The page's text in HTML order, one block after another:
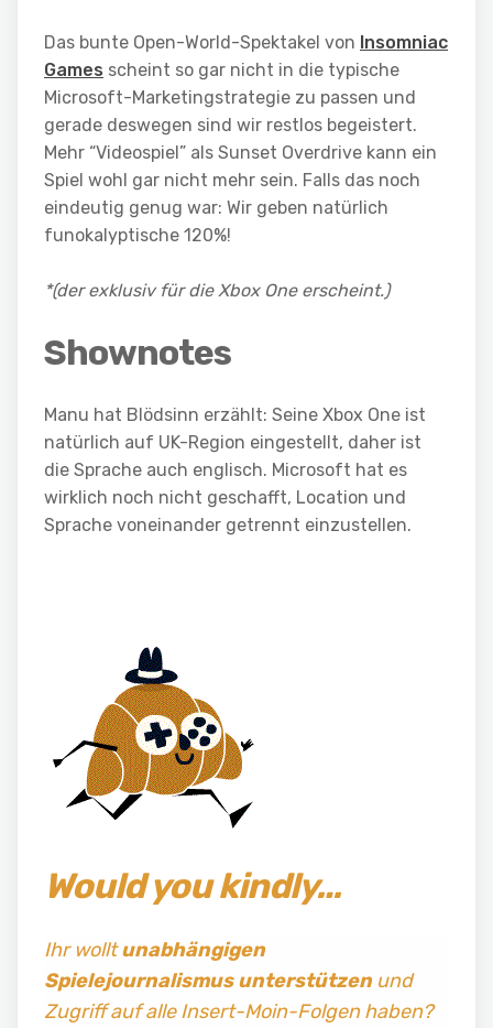
Das bunte Open-World-Spektakel von Insomniac
Games scheint so gar nicht in die typische
Microsoft-Marketingstrategie zu passen und
gerade deswegen sind wir restlos begeistert.
Mehr “Videospiel” als Sunset Overdrive kann ein
Spiel wohl gar nicht mehr sein. Falls das noch
eindeutig genug war: Wir geben natürlich
funokalyptische 120%!
*(der exklusiv für die Xbox One erscheint.)
Shownotes
Manu hat Blödsinn erzählt: Seine Xbox One ist
natürlich auf UK-Region eingestellt, daher ist
die Sprache auch englisch. Microsoft hat es
wirklich noch nicht geschafft, Location und
Sprache voneinander getrennt einzustellen.
Would you kindly…
Ihr wolltunabhängigen
Spielejournalismus unterstützenund
Zugriff auf alle Insert-Moin-Folgen haben?